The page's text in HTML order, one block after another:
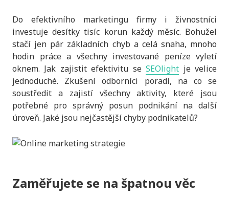
Do efektivního marketingu firmy i živnostníci
investuje desítky tisíc korun každý měsíc. Bohužel
stačí jen pár základních chyb a celá snaha, mnoho
hodin práce a všechny investované peníze vyletí
oknem. Jak zajistit efektivitu seSEOlight je velice
jednoduché. Zkušení odborníci poradí, na co se
soustředit a zajistí všechny aktivity, které jsou
potřebné pro správný posun podnikání na další
úroveň. Jaké jsou nejčastější chyby podnikatelů?
Zaměřujete se na špatnou věc